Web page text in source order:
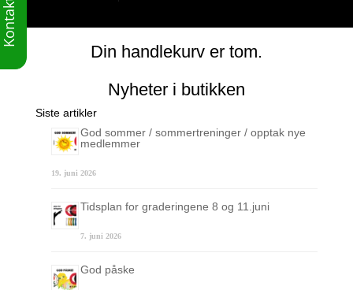
Din handlekurv er tom.
Nyheter i butikken
Siste artikler
God sommer / sommertreninger / opptak nye
medlemmer
19. juni 2026
Tidsplan for graderingene 8 og 11.juni
7. juni 2026
God påske
Kontakt